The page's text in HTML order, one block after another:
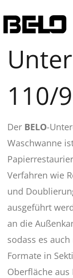
110/
Der BELO-
Waschwanne
Verfahren wie
und
ausgeführt
an die
sodass es
Formate in
Oberfläche